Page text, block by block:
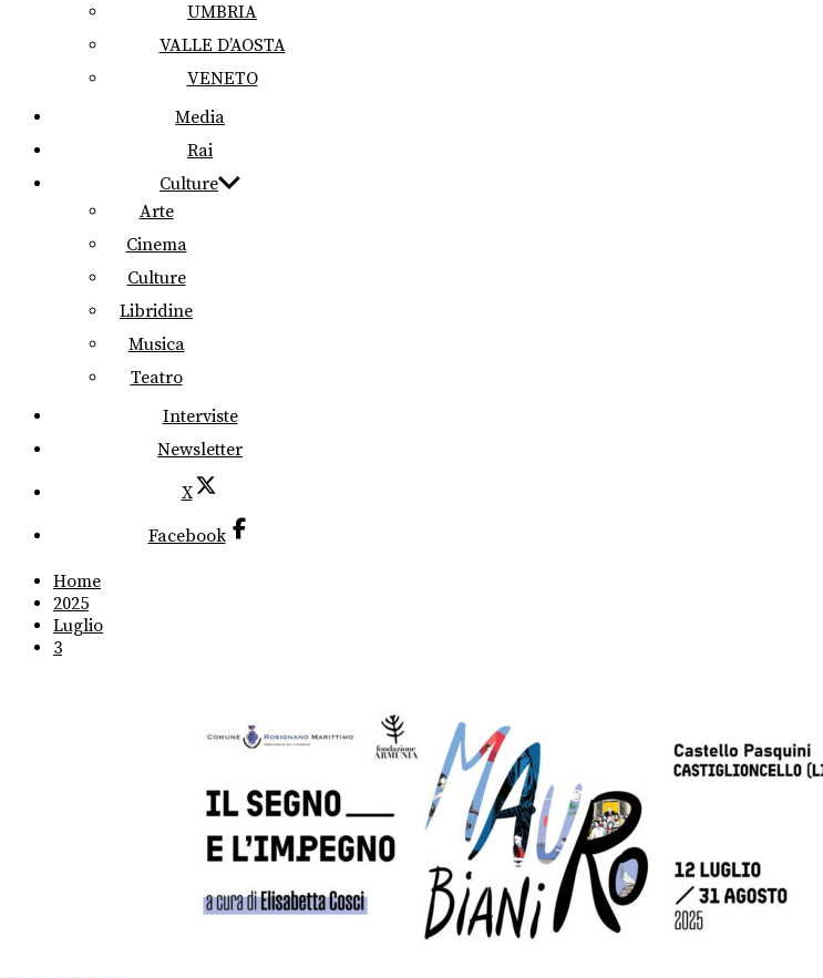
UMBRIA
VALLE D’AOSTA
VENETO
Media
Rai
Culture
Arte
Cinema
Culture
Libridine
Musica
Teatro
Interviste
Newsletter
X
Facebook
Home
2025
Luglio
3